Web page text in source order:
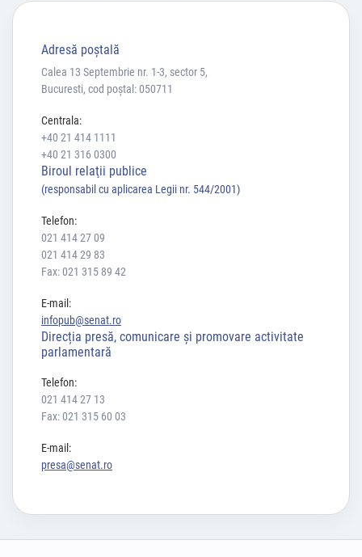
Adresă poştală
Calea 13 Septembrie nr. 1-3, sector 5,
Bucuresti, cod poștal: 050711
Centrala:
+40 21 414 1111
+40 21 316 0300
Biroul relaţii publice
(responsabil cu aplicarea Legii nr. 544/2001)
Telefon:
021 414 27 09
021 414 29 83
Fax: 021 315 89 42
E-mail:
infopub@senat.ro
Direcția presă, comunicare și promovare activitate
parlamentară
Telefon:
021 414 27 13
Fax: 021 315 60 03
E-mail:
presa@senat.ro